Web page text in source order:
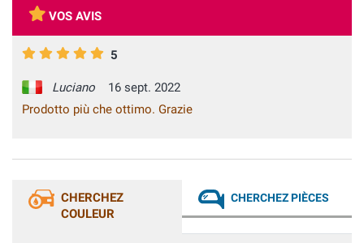
VOS AVIS
5
Luciano
16 sept. 2022
Prodotto più che ottimo. Grazie
CHERCHEZ
COULEUR
CHERCHEZ PIÈCES